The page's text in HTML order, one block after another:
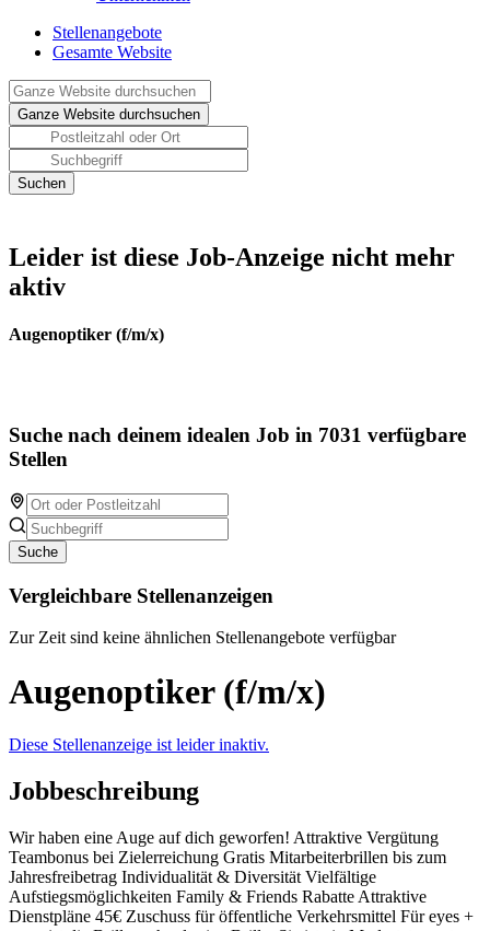
Stellenangebote
Gesamte Website
Leider ist diese Job-Anzeige nicht mehr
aktiv
Augenoptiker (f/m/x)
Suche nach deinem idealen Job in 7031 verfügbare
Stellen
Suche
Vergleichbare Stellenanzeigen
Zur Zeit sind keine ähnlichen Stellenangebote verfügbar
Augenoptiker (f/m/x)
Diese Stellenanzeige ist leider inaktiv.
Jobbeschreibung
Wir haben eine Auge auf dich geworfen! Attraktive Vergütung
Teambonus bei Zielerreichung Gratis Mitarbeiterbrillen bis zum
Jahresfreibetrag Individualität & Diversität Vielfältige
Aufstiegsmöglichkeiten Family & Friends Rabatte Attraktive
Dienstpläne 45€ Zuschuss für öffentliche Verkehrsmittel Für eyes +